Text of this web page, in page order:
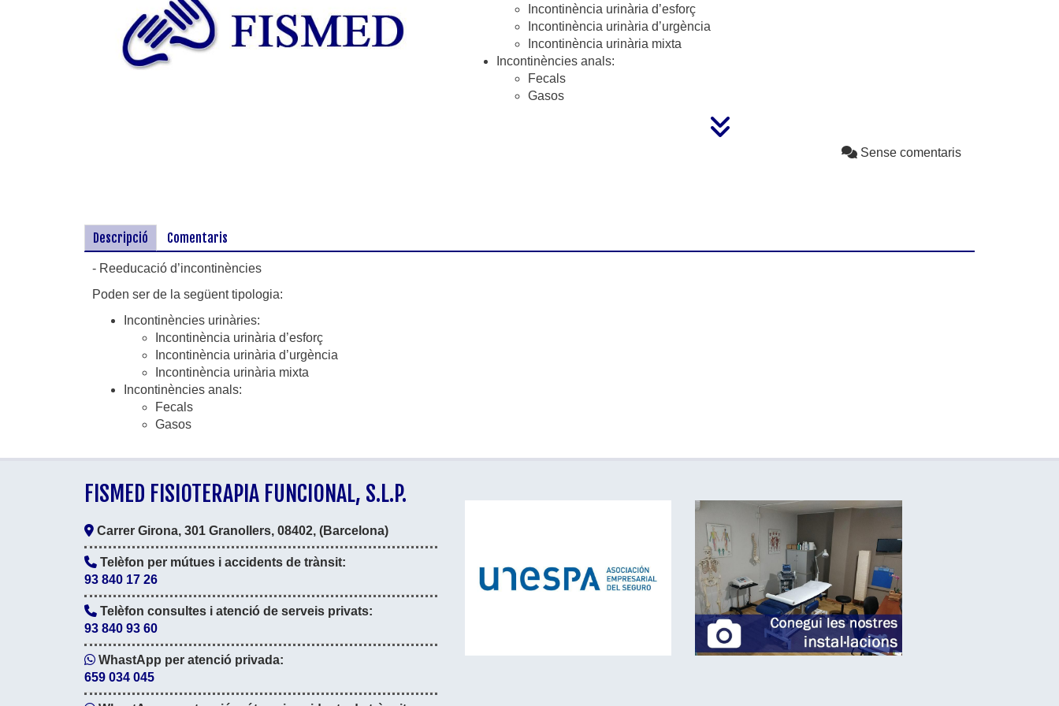
Incontinència urinària d’esforç
Incontinència urinària d’urgència
Incontinència urinària mixta
Incontinències anals:
Fecals
Gasos
Sense comentaris
Descripció Comentaris
- Reeducació d’incontinències
Poden ser de la següent tipologia:
Incontinències urinàries:
Incontinència urinària d’esforç
Incontinència urinària d’urgència
Incontinència urinària mixta
Incontinències anals:
Fecals
Gasos
FISMED FISIOTERAPIA FUNCIONAL, S.L.P.
Carrer Girona, 301 Granollers, 08402, (Barcelona)
Telèfon per mútues i accidents de trànsit:
93 840 17 26
Telèfon consultes i atenció de serveis privats:
93 840 93 60
WhastApp per atenció privada:
659 034 045